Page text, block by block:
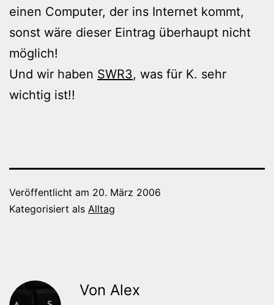
einen Computer, der ins Internet kommt,
sonst wäre dieser Eintrag überhaupt nicht
möglich!
Und wir haben SWR3, was für K. sehr
wichtig ist!!
Veröffentlicht am 20. März 2006
Kategorisiert als Alltag
Von Alex